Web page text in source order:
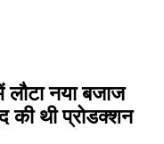
लौटा नया बजाज
की थी प्रोडक्शन